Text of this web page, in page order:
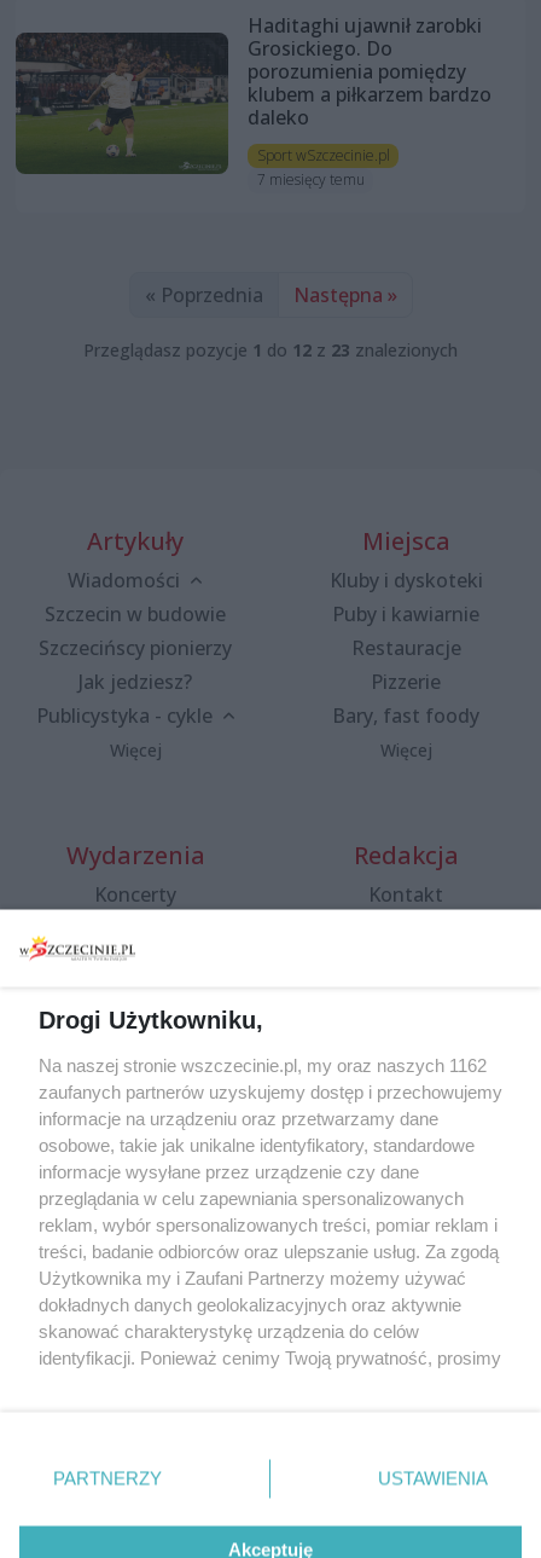
Haditaghi ujawnił zarobki
Grosickiego. Do
porozumienia pomiędzy
klubem a piłkarzem bardzo
daleko
Sport wSzczecinie.pl
7 miesięcy temu
« Poprzednia Następna »
Przeglądasz pozycje 1 do 12 z 23 znalezionych
Artykuły
Wiadomości
Szczecin w budowie
Szczecińscy pionierzy
Jak jedziesz?
Publicystyka - cykle
Więcej
Miejsca
Kluby i dyskoteki
Puby i kawiarnie
Restauracje
Pizzerie
Bary, fast foody
Więcej
Wydarzenia
Koncerty
Spacery i oprowadzania
targi
Wernisaże
Więcej
Redakcja
Kontakt
Specjalny koncert z okazji
20. urodzin portalu
wSzczecinie.pl
Regulamin konkursów
śniadaniówka "Hej
Szczecin! Jest piątek!"
Partnerzy
Praca Szczecin
© 2026 wSzczecinie.pl
Drogi Użytkowniku,
Na naszej stronie wszczecinie.pl, my oraz naszych 1162
zaufanych partnerów uzyskujemy dostęp i przechowujemy
informacje na urządzeniu oraz przetwarzamy dane
osobowe, takie jak unikalne identyfikatory, standardowe
informacje wysyłane przez urządzenie czy dane
przeglądania w celu zapewniania spersonalizowanych
reklam, wybór spersonalizowanych treści, pomiar reklam i
treści, badanie odbiorców oraz ulepszanie usług. Za zgodą
Użytkownika my i Zaufani Partnerzy możemy używać
dokładnych danych geolokalizacyjnych oraz aktywnie
skanować charakterystykę urządzenia do celów
identyfikacji. Ponieważ cenimy Twoją prywatność, prosimy
prywatności znajdujący się w lewym dolnym rogu strony
. Niektóre rodzaje przetwarzania danych nie wymagają
takiemu przetwarzaniu. Preferencje będą miały
PARTNERZY USTAWIENIA
Akceptuję